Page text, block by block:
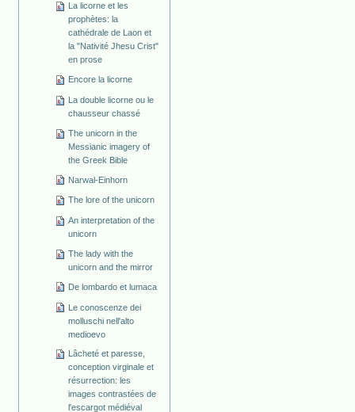
La licorne et les
prophètes: la
cathédrale de Laon et
la "Nativité Jhesu Crist"
en prose
Encore la licorne
La double licorne ou le
chausseur chassé
The unicorn in the
Messianic imagery of
the Greek Bible
Narwal-Einhorn
The lore of the unicorn
An interpretation of the
unicorn
The lady with the
unicorn and the mirror
De lombardo et lumaca
Le conoscenze dei
molluschi nell'alto
medioevo
Lâcheté et paresse,
conception virginale et
résurrection: les
images contrastées de
l'escargot médiéval